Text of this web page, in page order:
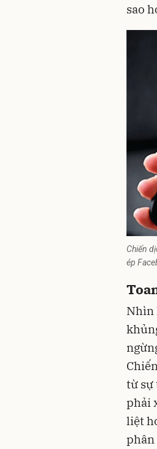
sao
Chiến
ép
Nhìn
từ sự
phải
liệt
phân